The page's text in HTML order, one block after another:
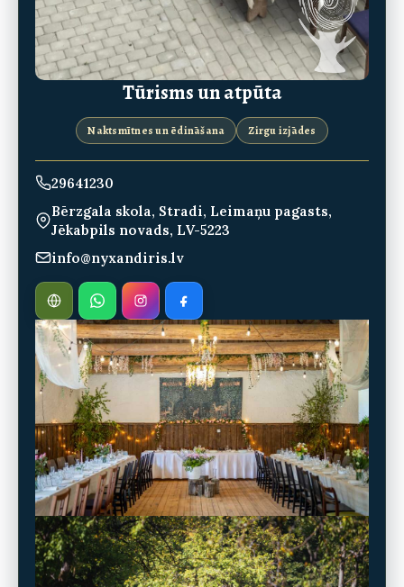
Tūrisms un atpūta
Naktsmītnes un ēdināšana Zirgu izjādes
29641230
Bērzgala skola, Stradi, Leimaņu pagasts,
Jēkabpils novads, LV-5223
info@nyxandiris.lv